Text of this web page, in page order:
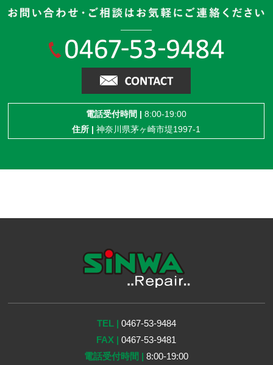
電話受付時間 | 8:00-19:00
住所 | 神奈川県茅ヶ崎市堤1997-1
TEL | 0467-53-9484
FAX | 0467-53-9481
電話受付時間 | 8:00-19:00